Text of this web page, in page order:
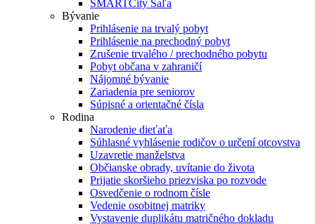
SMARTCity Šaľa
Bývanie
Prihlásenie na trvalý pobyt
Prihlásenie na prechodný pobyt
Zrušenie trvalého / prechodného pobytu
Pobyt občana v zahraničí
Nájomné bývanie
Zariadenia pre seniorov
Súpisné a orientačné čísla
Rodina
Narodenie dieťaťa
Súhlasné vyhlásenie rodičov o určení otcovstva
Uzavretie manželstva
Občianske obrady, uvítanie do života
Prijatie skoršieho priezviska po rozvode
Osvedčenie o rodnom čísle
Vedenie osobitnej matriky
Vystavenie duplikátu matričného dokladu